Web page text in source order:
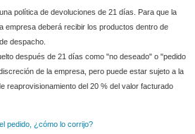
política de devoluciones de 21 días.
Para que la
empresa deberá recibir los productos dentro de
despacho.
después de 21 días como "no deseado" o "pedido
de la empresa, pero puede estar sujeto a la
reaprovisionamiento del 20 % del valor facturado
pedido, ¿cómo lo corrijo?